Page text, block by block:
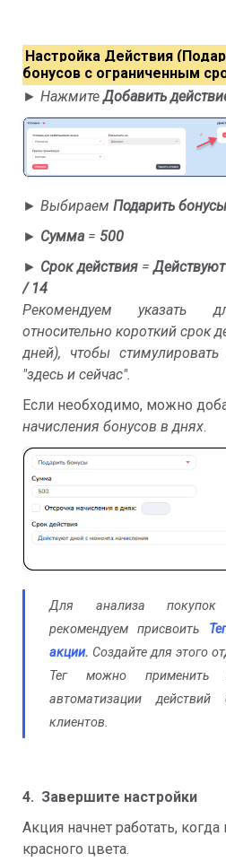
Настройка Действия
бонусов с ограниченным
► НажмитеДобавить
► Выбираем Подарить бонусы
► Сумма = 500
► Срок действия =
/ 14
Рекомендуем указать
относительно короткий срок
дней), чтобы
"здесь и сейчас".
Если необходимо, можно
начисления бонусов в днях.
Для анализа покупок
рекомендуем присвоить
акции. Создайте для этого
Тег можно применить
автоматизации
клиентов.
4. Завершите настройки
Акция начнет работать,
красного цвета.